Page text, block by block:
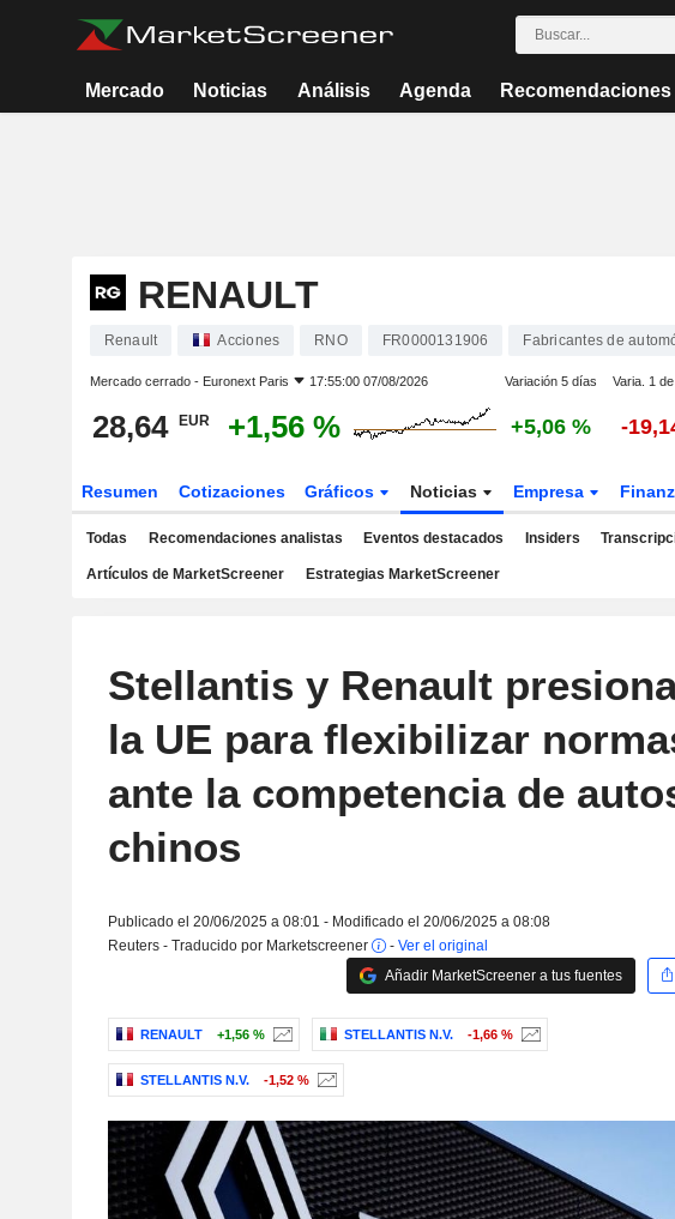
Mercado Noticias Análisis Agenda Recomendaciones
RENAULT
Renault Acciones RNO FR0000131906 Fabricantes de
Mercado cerrado - Euronext Paris 17:55:00 07/08/2026 Variación 5 días Varia. 1
28,64 EUR +1,56 % +5,06 % -
Resumen Cotizaciones Gráficos Noticias Empresa
Todas Recomendaciones analistas Eventos destacados Insiders
Artículos de MarketScreener Estrategias MarketScreener
Stellantis y Renault
la UE para flexibilizar
ante la competencia de
chinos
Publicado el 20/06/2025 a 08:01 - Modificado el 20/06/2025 a 08:08
Reuters - Traducido por Marketscreener
- Ver el original
Añadir MarketScreener a tus fuentes
RENAULT +1,56 % STELLANTIS N.V. -1,66 %
STELLANTIS N.V. -1,52 %